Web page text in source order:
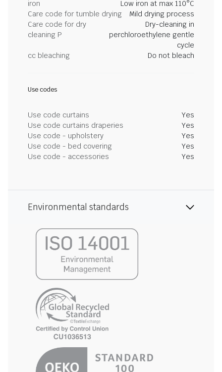
iron
Low iron at max 110°C
Care code for tumble drying
Mild drying process
Care code for dry
cleaning P
Dry-cleaning in
perchloroethylene gentle
cycle
cc bleaching
Do not bleach
Use codes
Use code curtains
Yes
Use code curtains draperies
Yes
Use code - upholstery
Yes
Use code - bed covering
Yes
Use code - accessories
Yes
Environmental standards